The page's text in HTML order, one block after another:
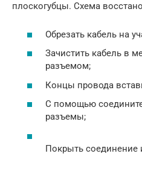
плоскогубцы. Схема
Обрезать кабель на
Зачистить кабель в
разъемом;
Концы провода
С помощью
разъемы;
Покрыть соединение